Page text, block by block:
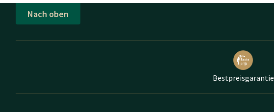
Nach oben
Bestpreisgarantie